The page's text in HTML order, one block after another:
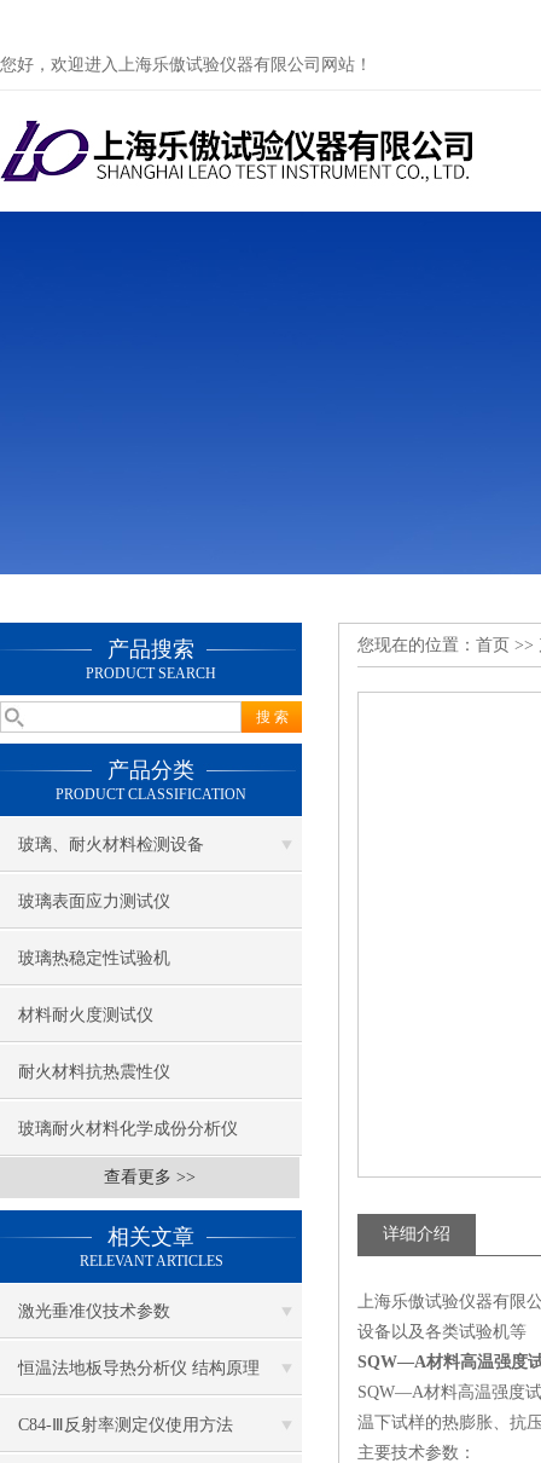
您好，欢迎进入上海乐傲试验仪器有限公司网站！
产品搜索
PRODUCT SEARCH
产品分类
PRODUCT CLASSIFICATION
玻璃、耐火材料检测设备
玻璃表面应力测试仪
玻璃热稳定性试验机
材料耐火度测试仪
耐火材料抗热震性仪
玻璃耐火材料化学成份分析仪
查看更多 >>
相关文章
RELEVANT ARTICLES
激光垂准仪技术参数
恒温法地板导热分析仪 结构原理
C84-Ⅲ反射率测定仪使用方法
您现在的位置： 首页 >>
详细介绍
上海乐傲试验仪器有限
设备以及各类试验机等
SQW—A材料高温强度
SQW—A材料高温强度
温下试样的热膨胀、抗
主要技术参数：